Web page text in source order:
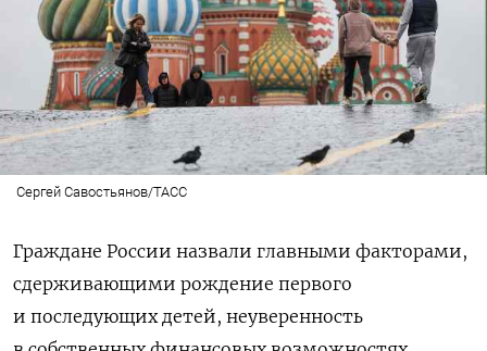
Сергей Савостьянов/ТАСС
Граждане России назвали главными факторами,
сдерживающими рождение первого
и последующих детей, неуверенность